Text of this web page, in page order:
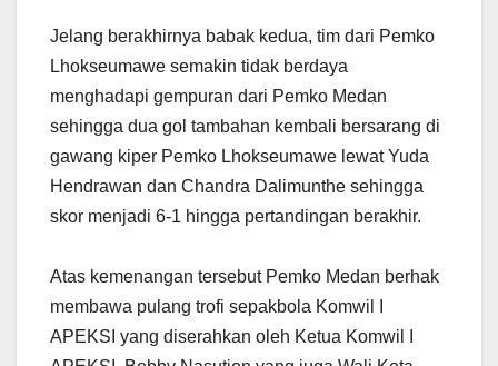
Jelang berakhirnya babak kedua, tim dari Pemko
Lhokseumawe semakin tidak berdaya
menghadapi gempuran dari Pemko Medan
sehingga dua gol tambahan kembali bersarang di
gawang kiper Pemko Lhokseumawe lewat Yuda
Hendrawan dan Chandra Dalimunthe sehingga
skor menjadi 6-1 hingga pertandingan berakhir.
Atas kemenangan tersebut Pemko Medan berhak
membawa pulang trofi sepakbola Komwil I
APEKSI yang diserahkan oleh Ketua Komwil I